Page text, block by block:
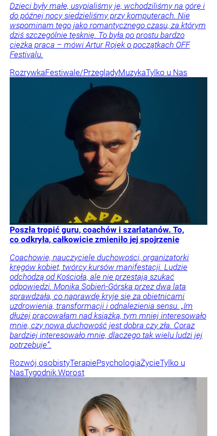
Dzieci były małe, usypialiśmy je, wchodziliśmy na górę i
do późnej nocy siedzieliśmy przy komputerach. Nie
wspominam tego jako romantycznego czasu, za którym
dziś szczególnie tęsknię. To była po prostu bardzo
ciężka praca – mówi Artur Rojek o początkach OFF
Festivalu.
RozrywkaFestiwale/PrzeglądyMuzykaTylko u Nas
Poszła tropić guru, coachów i szarlatanów. To,
co odkryła, całkowicie zmieniło jej spojrzenie
Coachowie, nauczyciele duchowości, organizatorki
kręgów kobiet, twórcy kursów manifestacji. Ludzie
odchodzą od Kościoła, ale nie przestają szukać
odpowiedzi. Monika Sobień-Górska przez dwa lata
sprawdzała, co naprawdę kryje się za obietnicami
uzdrowienia, transformacji i odnalezienia sensu. „Im
dłużej pracowałam nad książką, tym mniej interesowało
mnie, czy nowa duchowość jest dobra czy zła. Coraz
bardziej interesowało mnie, dlaczego tak wielu ludzi jej
potrzebuje”.
Rozwój osobistyTerapiePsychologiaŻycieTylko u
NasTygodnik Wprost